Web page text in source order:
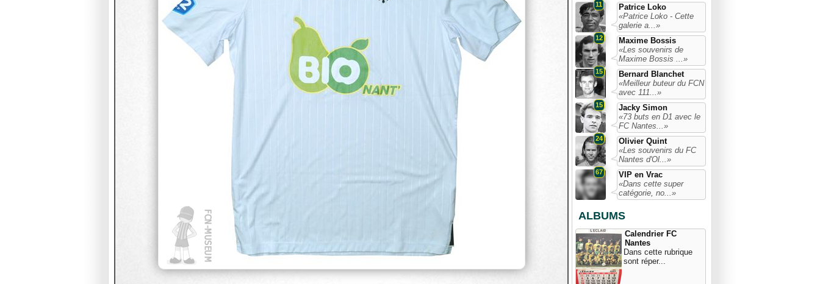
11
Patrice Loko
«Patrice Loko - Cette
galerie a...»
12
Maxime Bossis
«Les souvenirs de
Maxime Bossis ...»
15
Bernard Blanchet
«Meilleur buteur du FCN
avec 111...»
15
Jacky Simon
«73 buts en D1 avec le
FC Nantes...»
24
Olivier Quint
«Les souvenirs du FC
Nantes d'Ol...»
67
VIP en Vrac
«Dans cette super
catégorie, no...»
ALBUMS
Calendrier FC
Nantes
Dans cette rubrique
sont réper...